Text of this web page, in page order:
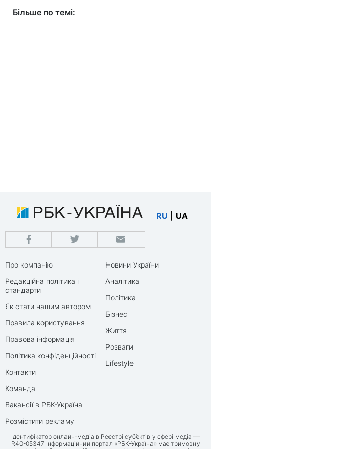
Більше по темі:
RU UA
Про компанію
Редакційна політика і
стандарти
Як стати нашим автором
Правила користування
Правова інформація
Політика конфіденційності
Контакти
Команда
Вакансії в РБК-Україна
Розмістити рекламу
Новини України
Аналітика
Політика
Бізнес
Життя
Розваги
Lifestyle
Ідентифікатор онлайн-медіа в Реєстрі суб’єктів у сфері медіа —
R40-05347 Інформаційний портал «РБК-Україна» має тримовну